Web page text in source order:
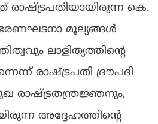
രാഷ്ട്രപതിയായിരുന്ന കെ.
മൂല്യങ്ങൾ
ലാളിത്യത്തിന്റെ
രാഷ്ട്രപതി ദ്രൗപദി
രാഷ്ട്രതന്ത്രജ്ഞനും,
അദ്ദേഹത്തിന്റെ